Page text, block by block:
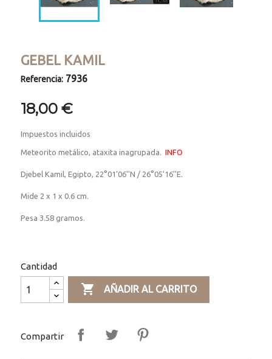
GEBEL KAMIL
Referencia: 7936
18,00 €
Impuestos incluidos
Meteorito metálico, ataxita inagrupada. INFO
Djebel Kamil, Egipto, 22°01'06''N / 26°05'16''E.
Mide 2 x 1 x 0.6 cm.
Pesa 3.58 gramos.
Cantidad
 AÑADIR AL CARRITO
Compartir